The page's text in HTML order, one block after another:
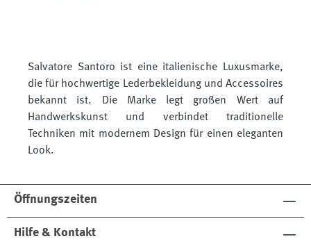
Salvatore Santoro ist eine italienische Luxusmarke,
die für hochwertige Lederbekleidung und Accessoires
bekannt ist. Die Marke legt großen Wert auf
Handwerkskunst und verbindet traditionelle
Techniken mit modernem Design für einen eleganten
Look.
Öffnungszeiten
Hilfe & Kontakt